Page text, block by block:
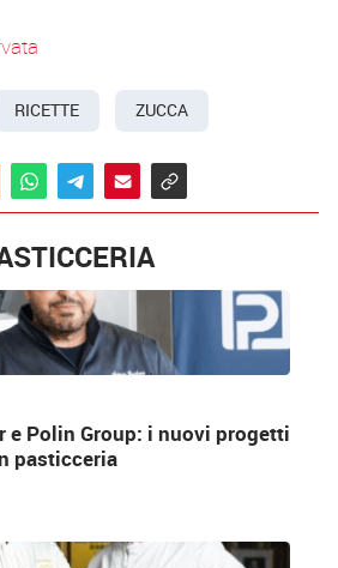
RICETTE ZUCCA
e Polin Group: i nuovi progetti
pasticceria